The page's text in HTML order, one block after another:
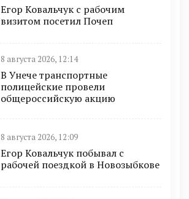
Егор Ковальчук с рабочим
визитом посетил Почеп
8 августа 2026, 12:14
В Унече транспортные
полицейские провели
общероссийскую акцию
8 августа 2026, 12:09
Егор Ковальчук побывал с
рабочей поездкой в Новозыбкове